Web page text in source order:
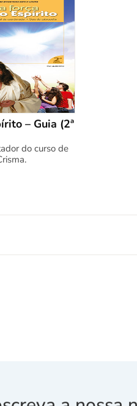
– Guia (2ª
do curso de